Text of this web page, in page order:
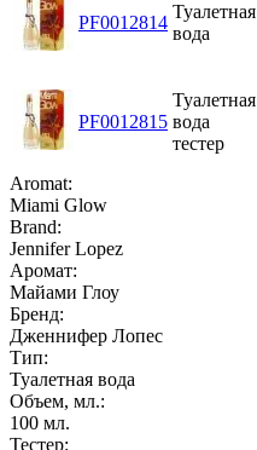
PF0012814
Туалетная
вода
PF0012815
Туалетная
вода
тестер
Aromat:
Miami Glow
Brand:
Jennifer Lopez
Аромат:
Майами Глоу
Бренд:
Дженнифер Лопес
Тип:
Туалетная вода
Объем, мл.:
100 мл.
Тестер: